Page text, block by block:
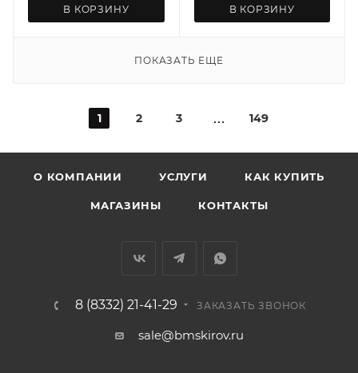
В КОРЗИНУ В КОРЗИНУ
ПОКАЗАТЬ ЕЩЕ
1 2 3 149
О КОМПАНИИ УСЛУГИ КАК КУПИТЬ
МАГАЗИНЫ КОНТАКТЫ
8 (8332) 21-41-29 ЗАКАЗАТЬ ЗВОНОК
sale@bmskirov.ru